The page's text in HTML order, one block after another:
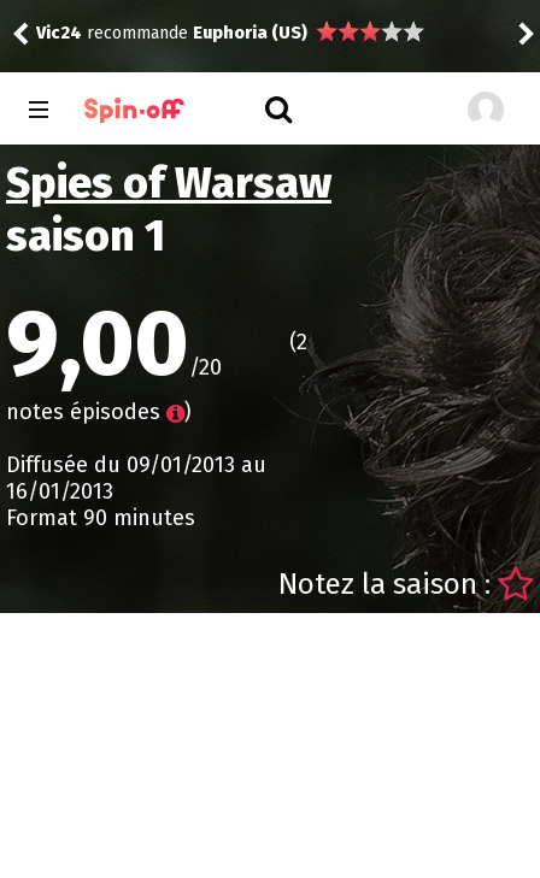
Vic24 recommande Euphoria (US)
Spies of Warsaw
saison 1
9,00 /20
(2
notes épisodes
)
Diffusée du 09/01/2013 au
16/01/2013
Format 90 minutes
Notez la saison :